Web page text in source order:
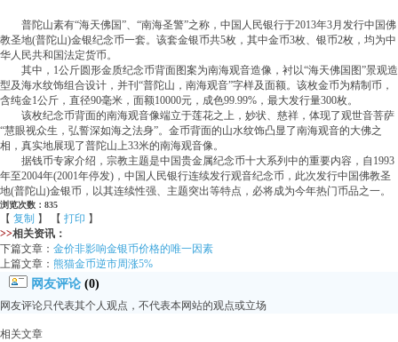
普陀山素有“海天佛国”、“南海圣警”之称，中国人民银行于2013年3月发行中国佛
教圣地(普陀山)金银纪念币一套。该套金银币共5枚，其中金币3枚、银币2枚，均为中
华人民共和国法定货币。
其中，1公斤圆形金质纪念币背面图案为南海观音造像，衬以“海天佛国图”景观造
型及海水纹饰组合设计，并刊“普陀山，南海观音”字样及面额。该枚金币为精制币，
含纯金1公斤，直径90毫米，面额10000元，成色99.99%，最大发行量300枚。
该枚纪念币背面的南海观音像端立于莲花之上，妙状、慈祥，体现了观世音菩萨
“慧眼视众生，弘誓深如海之法身”。金币背面的山水纹饰凸显了南海观音的大佛之
相，真实地展现了普陀山上33米的南海观音像。
据钱币专家介绍，宗教主题是中国贵金属纪念币十大系列中的重要内容，自1993
年至2004年(2001年停发)，中国人民银行连续发行观音纪念币，此次发行中国佛教圣
地(普陀山)金银币，以其连续性强、主题突出等特点，必将成为今年热门币品之一。
浏览次数：835
【 复制 】 【 打印 】
>>相关资讯：
下篇文章： 金价非影响金银币价格的唯一因素
上篇文章： 熊猫金币逆市周涨5%
网友评论 (0)
网友评论只代表其个人观点，不代表本网站的观点或立场
相关文章